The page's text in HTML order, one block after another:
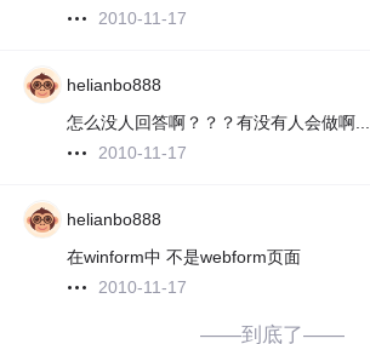
2010-11-17
helianbo888
怎么没人回答啊？？？有没有人会做啊...
2010-11-17
helianbo888
在winform中 不是webform页面
2010-11-17
——到底了——